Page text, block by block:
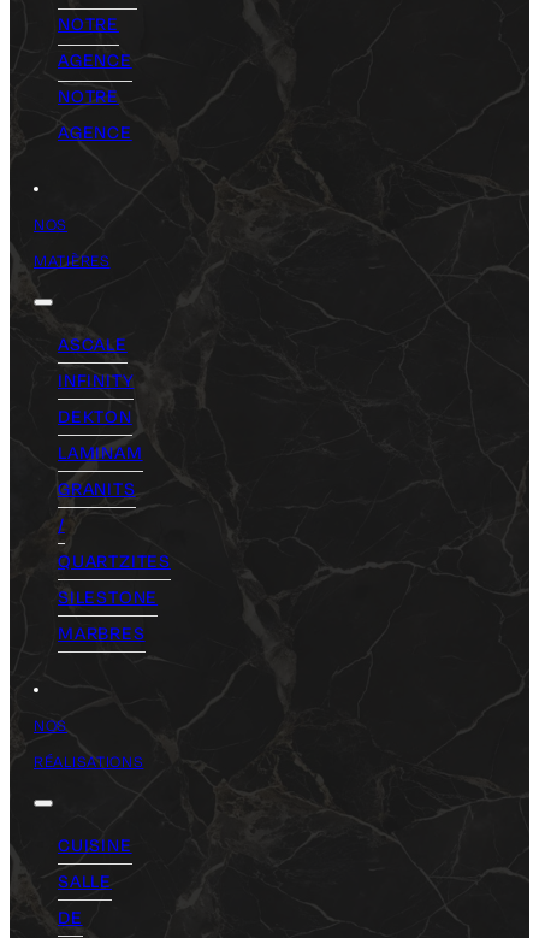
NOTRE
AGENCE
NOTRE
AGENCE
NOS
MATIÈRES
ASCALE
INFINITY
DEKTON
LAMINAM
GRANITS
/
QUARTZITES
SILESTONE
MARBRES
NOS
RÉALISATIONS
CUISINE
SALLE
DE